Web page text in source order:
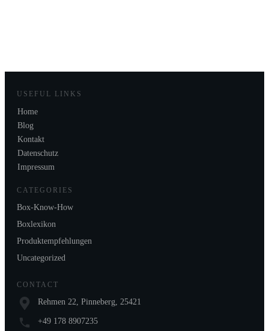
USEFUL LINKS
Home
Blog
Kontakt
Datenschutz
Impressum
CATEGORIES
Box-Know-How
Boxlexikon
Produktempfehlungen
Uncategorized
CONTACT
Rehmen 22, Pinneberg, 25421
+49 178 8907235